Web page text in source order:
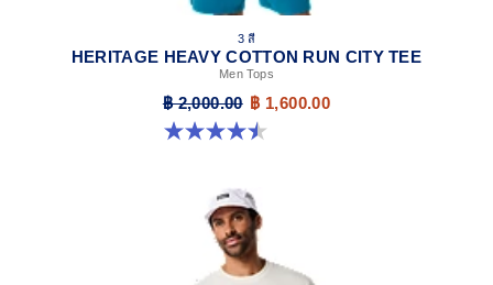
3 สี
HERITAGE HEAVY COTTON RUN CITY TEE
Men Tops
฿ 2,000.00 ฿ 1,600.00
4.5 จาก 5 ดาว 2 รีวิว